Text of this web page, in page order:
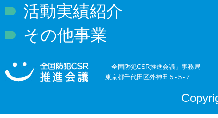
活動実績紹介
その他事業
「全国防犯CSR推進会議」事務局
東京都千代田区外神田５-５-７